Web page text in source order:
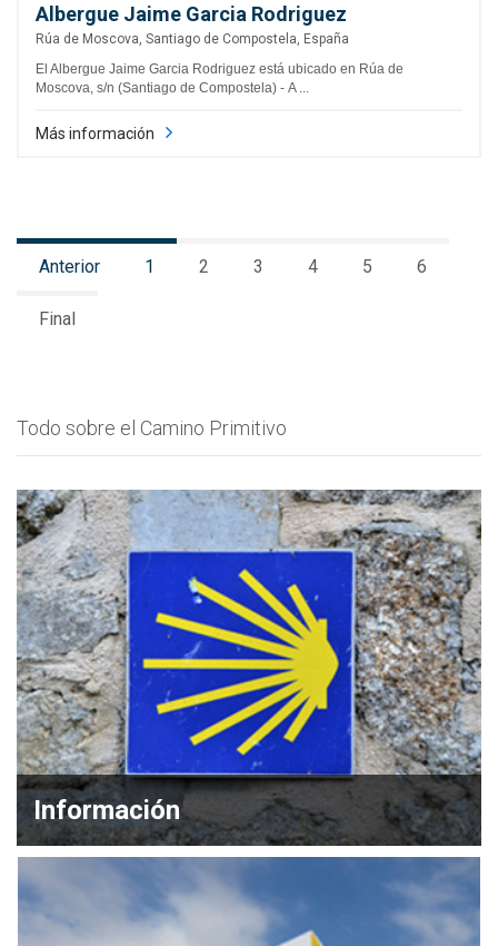
Albergue Jaime Garcia Rodriguez
Rúa de Moscova, Santiago de Compostela, España
El Albergue Jaime Garcia Rodriguez está ubicado en Rúa de
Moscova, s/n (Santiago de Compostela) - A ...
Más información
Anterior 1 2 3 4 5 6
Final
Todo sobre el Camino Primitivo
Información